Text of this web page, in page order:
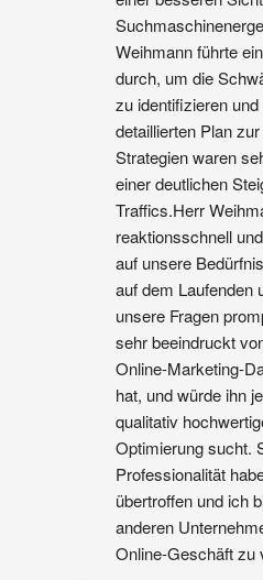
Weihmann führte
durch, um die
zu identifizieren
detaillierten Plan
Strategien waren
einer deutlichen
Traffics.Herr
reaktionsschnell
auf unsere
auf dem Laufenden
unsere Fragen
sehr beeindruckt
Online-Marketing-
hat, und würde ihn
qualitativ
Optimierung sucht.
Professionalität
übertroffen und ich
anderen
Online-Geschäft zu